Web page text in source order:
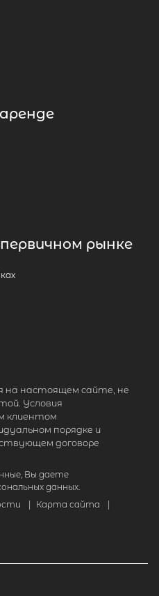
рынке
на настоящем сайте, не
Условия
клиентом
порядке и
договоре
Вы даете
данных.
Карта сайта